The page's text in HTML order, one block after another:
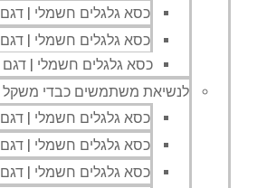
כסא גלגלים חשמלי | דגם DC08 | חברת JBH
כסא גלגלים חשמלי | דגם DC09 | חברת JBH
כסא גלגלים חשמלי | דגם DC10 | חברת JBH
לנשיאת משתמשים כבדי משקל
כסא גלגלים חשמלי | דגם D17 | חברת JBH
כסא גלגלים חשמלי | דגם D36 | חברת JBH
כסא גלגלים חשמלי | דגם D29A | חברת JBH